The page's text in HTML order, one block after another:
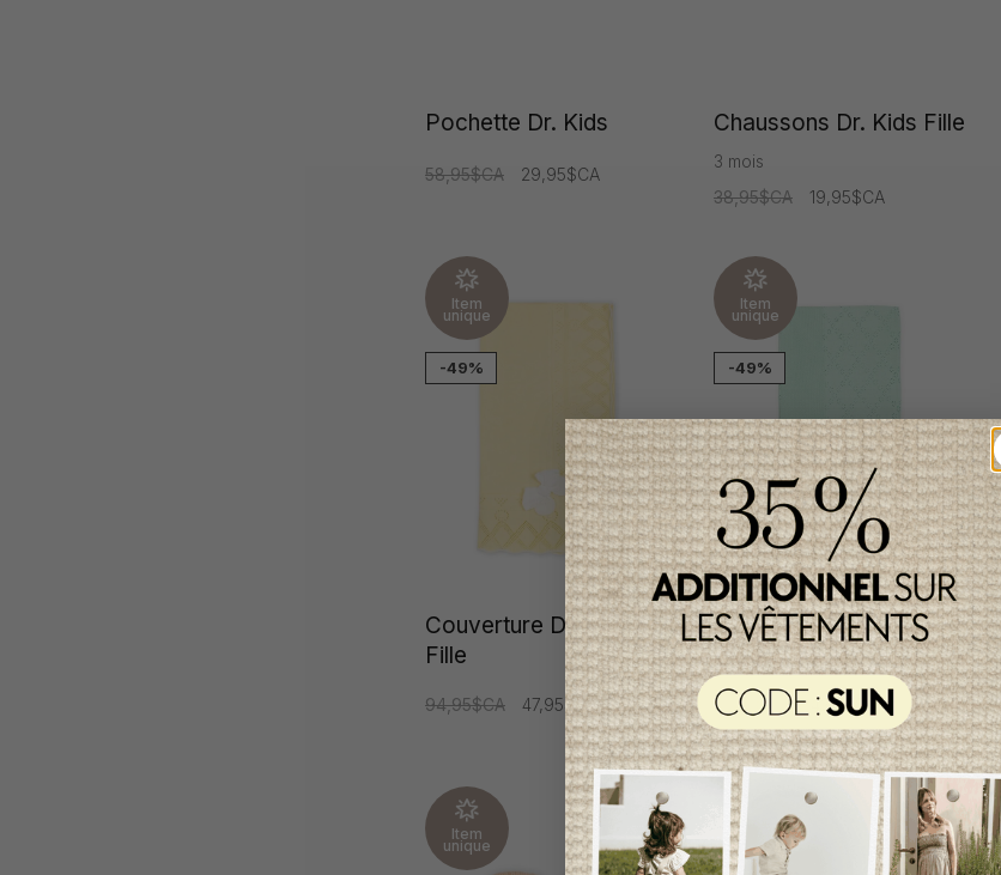
Pochette Dr. Kids
58,95$CA 29,95$CA
Chaussons Dr. Kids Fille
3 mois
38,95$CA
19,95$CA
Item
unique
-49%
Couverture Dr. Kids
Fille
94,95$CA 47,95$CA
Item
unique
-49%
Couverture Dr. Kids
Fille
84,95$CA 42,95$CA
Item
unique unique